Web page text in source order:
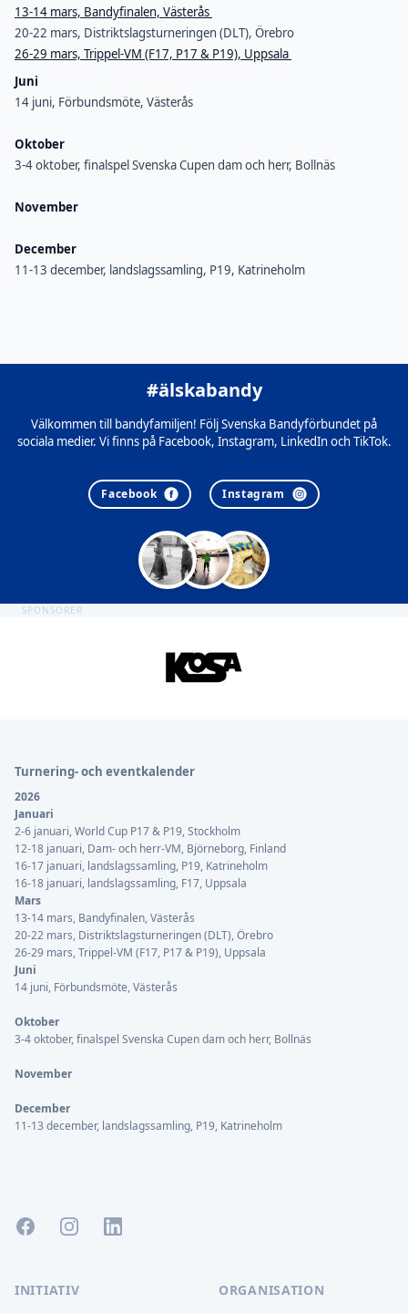
13-14 mars, Bandyfinalen, Västerås
20-22 mars, Distriktslagsturneringen (DLT), Örebro
26-29 mars, Trippel-VM (F17, P17 & P19), Uppsala
Juni
14 juni, Förbundsmöte, Västerås
Oktober
3-4 oktober, finalspel Svenska Cupen dam och herr, Bollnäs
November
December
11-13 december, landslagssamling, P19, Katrineholm
#älskabandy
Välkommen till bandyfamiljen! Följ Svenska Bandyförbundet på
sociala medier. Vi finns på Facebook, Instagram, LinkedIn och TikTok.
Facebook Instagram
SPONSORER
Turnering- och eventkalender
2026
Januari
2-6 januari, World Cup P17 & P19, Stockholm
12-18 januari, Dam- och herr-VM, Björneborg, Finland
16-17 januari, landslagssamling, P19, Katrineholm
16-18 januari, landslagssamling, F17, Uppsala
Mars
13-14 mars, Bandyfinalen, Västerås
20-22 mars, Distriktslagsturneringen (DLT), Örebro
26-29 mars, Trippel-VM (F17, P17 & P19), Uppsala
Juni
14 juni, Förbundsmöte, Västerås
Oktober
3-4 oktober, finalspel Svenska Cupen dam och herr, Bollnäs
November
December
11-13 december, landslagssamling, P19, Katrineholm
FacebookInstagramLinkedIn
INITIATIV ORGANISATION